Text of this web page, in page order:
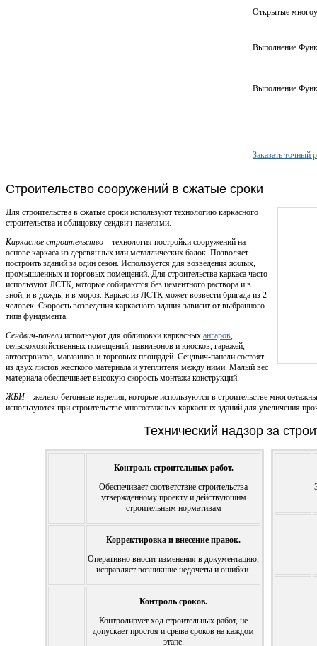
Открытые
Выполнение
Выполнение
Заказать точный
Строительство сооружений в сжатые сроки
Для строительства в сжатые сроки используют технологию каркасного
строительства и облицовку сендвич-панелями.
Каркасное строительство – технология постройки сооружений на
основе каркаса из деревянных или металлических балок. Позволяет
построить зданий за один сезон. Используется для возведения жилых,
промышленных и торговых помещений. Для строительства каркаса часто
используют ЛСТК, которые собираются без цементного раствора и в
зной, и в дождь, и в мороз. Каркас из ЛСТК может возвести бригада из 2
человек. Скорость возведения каркасного здания зависит от выбранного
типа фундамента.
Сендвич-панели используют для облицовки каркасных ангаров
сельскохозяйственных помещений, павильонов и киосков, гаражей,
автосервисов, магазинов и торговых площадей. Сендвич-панели состоят
из двух листов жесткого материала и утеплителя между ними. Малый вес
материала обеспечивает высокую скорость монтажа конструкций.
ЖБИ – железо-бетонные изделия, которые используются в строительстве
используются при строительстве многоэтажных каркасных зданий для увеличения
Технический надзор за
Контроль строительных работ.
Обеспечивает соответствие строительства
утвержденному проекту и действующим
строительным нормативам
Корректировка и внесение правок.
Оперативно вносит изменения в документацию,
исправляет возникшие недочеты и ошибки.
Контроль сроков.
Контролирует ход строительных работ, не
допускает простоя и срыва сроков на каждом
этапе.